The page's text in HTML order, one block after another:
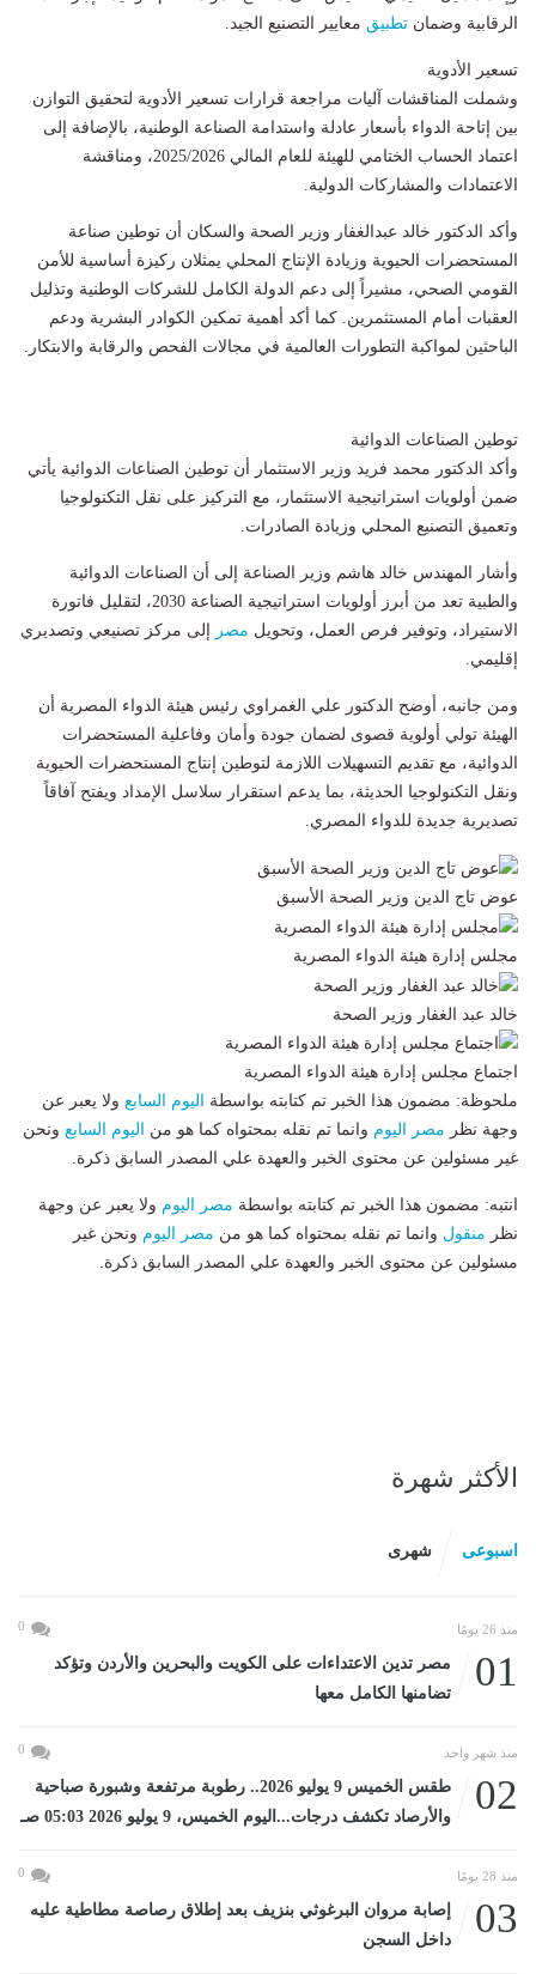
الرقابية وضمان تطبيق معايير التصنيع الجيد.
تسعير الأدوية
وشملت المناقشات آليات مراجعة قرارات تسعير الأدوية لتحقيق التوازن
بين إتاحة الدواء بأسعار عادلة واستدامة الصناعة الوطنية، بالإضافة إلى
اعتماد الحساب الختامي للهيئة للعام المالي 2025/2026، ومناقشة
الاعتمادات والمشاركات الدولية.
وأكد الدكتور خالد عبدالغفار وزير الصحة والسكان أن توطين صناعة
المستحضرات الحيوية وزيادة الإنتاج المحلي يمثلان ركيزة أساسية للأمن
القومي الصحي، مشيراً إلى دعم الدولة الكامل للشركات الوطنية وتذليل
العقبات أمام المستثمرين. كما أكد أهمية تمكين الكوادر البشرية ودعم
الباحثين لمواكبة التطورات العالمية في مجالات الفحص والرقابة والابتكار.
توطين الصناعات الدوائية
وأكد الدكتور محمد فريد وزير الاستثمار أن توطين الصناعات الدوائية يأتي
ضمن أولويات استراتيجية الاستثمار، مع التركيز على نقل التكنولوجيا
وتعميق التصنيع المحلي وزيادة الصادرات.
وأشار المهندس خالد هاشم وزير الصناعة إلى أن الصناعات الدوائية
والطبية تعد من أبرز أولويات استراتيجية الصناعة 2030، لتقليل فاتورة
الاستيراد، وتوفير فرص العمل، وتحويل مصر
إلى مركز تصنيعي وتصديري
إقليمي.
ومن جانبه، أوضح الدكتور علي الغمراوي رئيس هيئة الدواء المصرية أن
الهيئة تولي أولوية قصوى لضمان جودة وأمان وفاعلية المستحضرات
الدوائية، مع تقديم التسهيلات اللازمة لتوطين إنتاج المستحضرات الحيوية
ونقل التكنولوجيا الحديثة، بما يدعم استقرار سلاسل الإمداد ويفتح آفاقاً
تصديرية جديدة للدواء المصري.
عوض تاج الدين وزير الصحة الأسبق
مجلس إدارة هيئة الدواء المصرية
خالد عبد الغفار وزير الصحة
اجتماع مجلس إدارة هيئة الدواء المصرية
ملحوظة: مضمون هذا الخبر تم كتابته بواسطة
اليوم السابع ولا يعبر عن
وجهة نظر مصر اليوم وانما تم نقله بمحتواه كما هو من اليوم السابع ونحن
غير مسئولين عن محتوى الخبر والعهدة علي المصدر السابق ذكرة.
انتبه: مضمون هذا الخبر تم كتابته بواسطة مصر اليوم ولا يعبر عن وجهة
نظر منقول وانما تم نقله بمحتواه كما هو من مصر اليوم ونحن غير
مسئولين عن محتوى الخبر والعهدة علي المصدر السابق ذكرة.
الأكثر شهرة
اسبوعى شهرى
منذ 26 يومًا 0
01
مصر تدين الاعتداءات على الكويت والبحرين والأردن وتؤكد
تضامنها الكامل معها
منذ شهر واحد 0
02
طقس الخميس 9 يوليو 2026.. رطوبة مرتفعة وشبورة صباحية
والأرصاد تكشف درجات...اليوم الخميس، 9 يوليو 2026 05:03 صـ
منذ 28 يومًا 0
03
إصابة مروان البرغوثي بنزيف بعد إطلاق رصاصة مطاطية عليه
داخل السجن